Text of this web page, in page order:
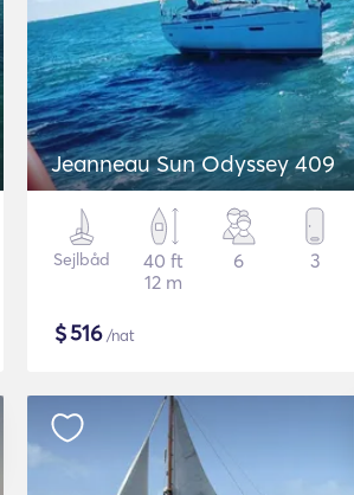
Jeanneau Sun Odyssey 409
Sejlbåd
40 ft
12 m
6 3
$516/nat